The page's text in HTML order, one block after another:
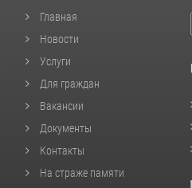
Главная
Новости
Услуги
Для граждан
Вакансии
Документы
Контакты
На страже памяти